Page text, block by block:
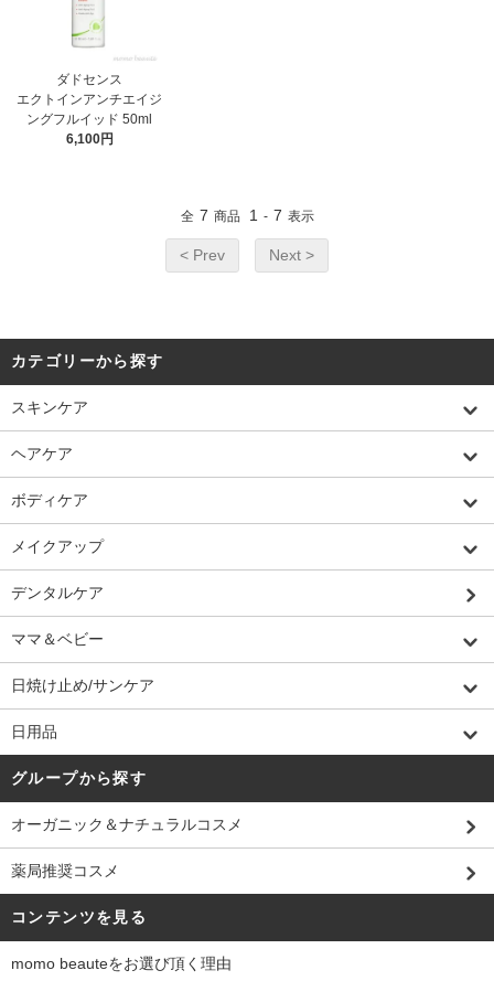
ダドセンス
エクトインアンチエイジ
ングフルイッド 50ml
6,100円
全 7 商品 1 - 7 表示
< Prev Next >
カテゴリーから探す
スキンケア
ヘアケア
ボディケア
メイクアップ
デンタルケア
ママ＆ベビー
日焼け止め/サンケア
日用品
グループから探す
オーガニック＆ナチュラルコスメ
薬局推奨コスメ
コンテンツを見る
momo beauteをお選び頂く理由